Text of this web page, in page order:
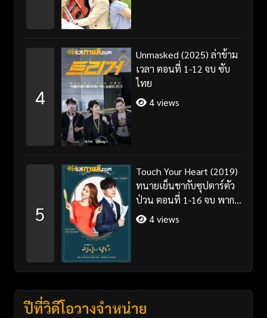
4
Unmasked (2025) ล่าข้าม
เวลา ตอนที่ 1-12 จบ ซับ
ไทย
4 views
5
Touch Your Heart (2019)
ทนายเย็นชากับซุปตาร์ตัว
ป่วน ตอนที่ 1-16 จบ พากย์
ไทย/ซับไทย
4 views
ปีที่วิดีโอวางจำหน่าย